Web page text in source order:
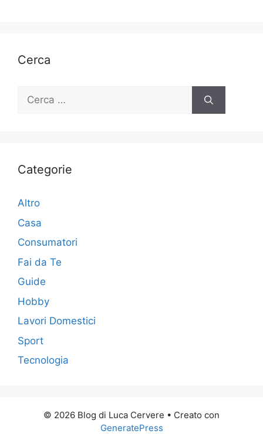
b
o
Cerca
Ricerca
Categorie
Altro
Casa
Consumatori
Fai da Te
Guide
Hobby
Lavori Domestici
Sport
Tecnologia
© 2026 Blog di Luca Cervere • Creato con
GeneratePress